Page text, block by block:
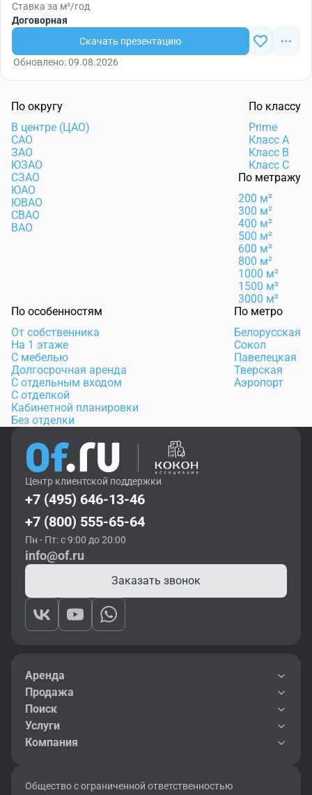
Ставка за м²/год
Договорная
Скачать презентацию
Обновлено: 09.08.2026
По округу
В центре (ЦАО)
САО
ЗАО
ЮЗАО
СЗАО
ЮАО
ЮВАО
СВАО
ВАО
По классу
Prime
Класс А
Класс B
Класс C
По метражу
200 м²
300 м²
400 м²
500 м²
600 м²
800 м²
1000 м²
1500 м²
3000 м²
По особенностям
От собственника
На 1 этаже
С мебелью
Долгосрочная аренда
С отдельным входом
С отделкой
Кабинетной планировки
Без отделки
По метро
Белорусская
Сокол
Павелецкая
Тверская
Аэропорт
Центр клиентской поддержки
+7 (495) 646-13-46
+7 (800) 555-65-64
Пн - Пт: с 9:00 до 20:00
info@of.ru
Заказать звонок
Аренда
Продажа
Поиск
Услуги
Компания
Общество с ограниченной ответственностью